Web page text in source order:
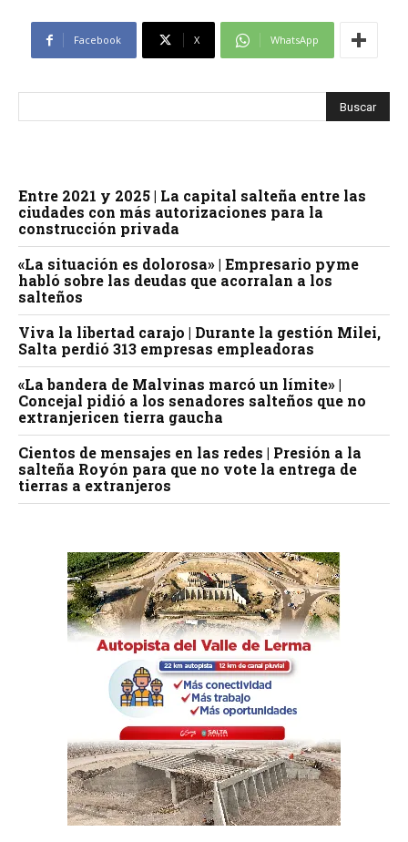
Facebook X WhatsApp
Entre 2021 y 2025 | La capital salteña entre las
ciudades con más autorizaciones para la
construcción privada
«La situación es dolorosa» | Empresario pyme
habló sobre las deudas que acorralan a los
salteños
Viva la libertad carajo | Durante la gestión Milei,
Salta perdió 313 empresas empleadoras
«La bandera de Malvinas marcó un límite» |
Concejal pidió a los senadores salteños que no
extranjericen tierra gaucha
Cientos de mensajes en las redes | Presión a la
salteña Royón para que no vote la entrega de
tierras a extranjeros